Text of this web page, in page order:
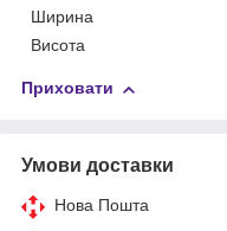
Ширина
Висота
Приховати
Умови доставки
Нова Пошта